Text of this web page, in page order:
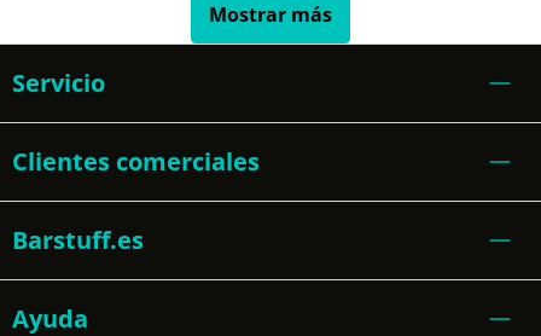
Mostrar más
Servicio
Clientes comerciales
Barstuff.es
Ayuda